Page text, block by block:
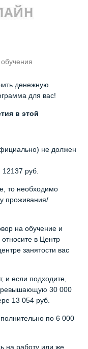
денежную
для вас!
в этой
не должен
12137 руб.
то необходимо
проживания/
на обучение и
в Центр
занятости вас
и если подходите,
30 000
13 054 руб.
по 6 000
на работу или же